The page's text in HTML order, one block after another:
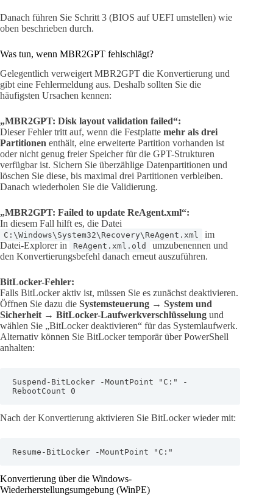
Danach führen Sie Schritt 3 (BIOS auf UEFI umstellen) wie
oben beschrieben durch.
Was tun, wenn MBR2GPT fehlschlägt?
Gelegentlich verweigert MBR2GPT die Konvertierung und
gibt eine Fehlermeldung aus. Deshalb sollten Sie die
häufigsten Ursachen kennen:
„MBR2GPT: Disk layout validation failed“:
Dieser Fehler tritt auf, wenn die Festplatte mehr als drei
Partitionen enthält, eine erweiterte Partition vorhanden ist
oder nicht genug freier Speicher für die GPT-Strukturen
verfügbar ist. Sichern Sie überzählige Datenpartitionen und
löschen Sie diese, bis maximal drei Partitionen verbleiben.
Danach wiederholen Sie die Validierung.
„MBR2GPT: Failed to update ReAgent.xml“:
In diesem Fall hilft es, die Datei
C:\Windows\System32\Recovery\ReAgent.xml
im
Datei-Explorer in
ReAgent.xml.old
umzubenennen und
den Konvertierungsbefehl danach erneut auszuführen.
BitLocker-Fehler:
Falls BitLocker aktiv ist, müssen Sie es zunächst deaktivieren.
Öffnen Sie dazu die Systemsteuerung → System und
Sicherheit → BitLocker-Laufwerkverschlüsselung und
wählen Sie „BitLocker deaktivieren“ für das Systemlaufwerk.
Alternativ können Sie BitLocker temporär über PowerShell
anhalten:
Suspend-BitLocker -MountPoint "C:" -
RebootCount 0
Nach der Konvertierung aktivieren Sie BitLocker wieder mit:
Resume-BitLocker -MountPoint "C:"
Konvertierung über die Windows-
Wiederherstellungsumgebung (WinPE)